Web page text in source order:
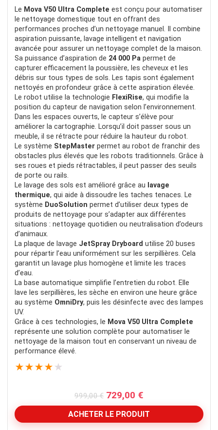
POUR:
Lave Bien
Aspira bien
Bonne IA
Le Mova V50 Ultra Complete est conçu pour automatiser
le nettoyage domestique tout en offrant des
performances proches d’un nettoyage manuel. Il combine
aspiration puissante, lavage intelligent et navigation
avancée pour assurer un nettoyage complet de la maison.
Sa puissance d’aspiration de 24 000 Pa permet de
capturer efficacement la poussière, les cheveux et les
débris sur tous types de sols. Les tapis sont également
nettoyés en profondeur grâce à cette aspiration élevée.
Le robot utilise la technologie FlexiRise, qui modifie la
position du capteur de navigation selon l’environnement.
Dans les espaces ouverts, le capteur s’élève pour
améliorer la cartographie. Lorsqu’il doit passer sous un
meuble, il se rétracte pour réduire la hauteur du robot.
Le système StepMaster permet au robot de franchir des
obstacles plus élevés que les robots traditionnels. Grâce à
ses roues et pieds rétractables, il peut passer des seuils
de porte ou rails.
Le lavage des sols est amélioré grâce au lavage
thermique, qui aide à dissoudre les taches tenaces. Le
système DuoSolution permet d’utiliser deux types de
produits de nettoyage pour s’adapter aux différentes
situations : nettoyage quotidien ou neutralisation d’odeurs
d’animaux.
La plaque de lavage JetSpray Dryboard utilise 20 buses
pour répartir l’eau uniformément sur les serpillières. Cela
garantit un lavage plus homogène et limite les traces
d’eau.
La base automatique simplifie l’entretien du robot. Elle
lave les serpillières, les sèche en environ une heure grâce
au système OmniDry, puis les désinfecte avec des lampes
UV.
Grâce à ces technologies, le Mova V50 Ultra Complete
représente une solution complète pour automatiser le
nettoyage de la maison tout en conservant un niveau de
performance élevé.
★★★★ ★
999,00€ Le
prix
initial
était :
729,00 €
prix
actuel
est :
ACHETER LE PRODUIT